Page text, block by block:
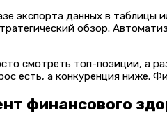
экспорта данных в таблицы
обзор.
смотреть топ-позиции, а
есть, а конкуренция ниже.
финансового